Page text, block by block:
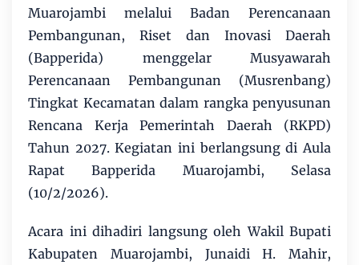
Muarojambi melalui Badan Perencanaan
Pembangunan, Riset dan Inovasi Daerah
(Bapperida) menggelar Musyawarah
Perencanaan Pembangunan (Musrenbang)
Tingkat Kecamatan dalam rangka penyusunan
Rencana Kerja Pemerintah Daerah (RKPD)
Tahun 2027. Kegiatan ini berlangsung di Aula
Rapat Bapperida Muarojambi, Selasa
(10/2/2026).
Acara ini dihadiri langsung oleh Wakil Bupati
Kabupaten Muarojambi, Junaidi H. Mahir,